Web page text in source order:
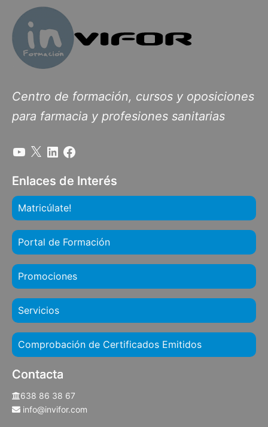
Centro de formación, cursos y oposiciones
para farmacia y profesiones sanitarias
Enlaces de Interés
Matricúlate!
Portal de Formación
Promociones
Servicios
Comprobación de Certificados Emitidos
Contacta
638 86 38 67
info@invifor.com